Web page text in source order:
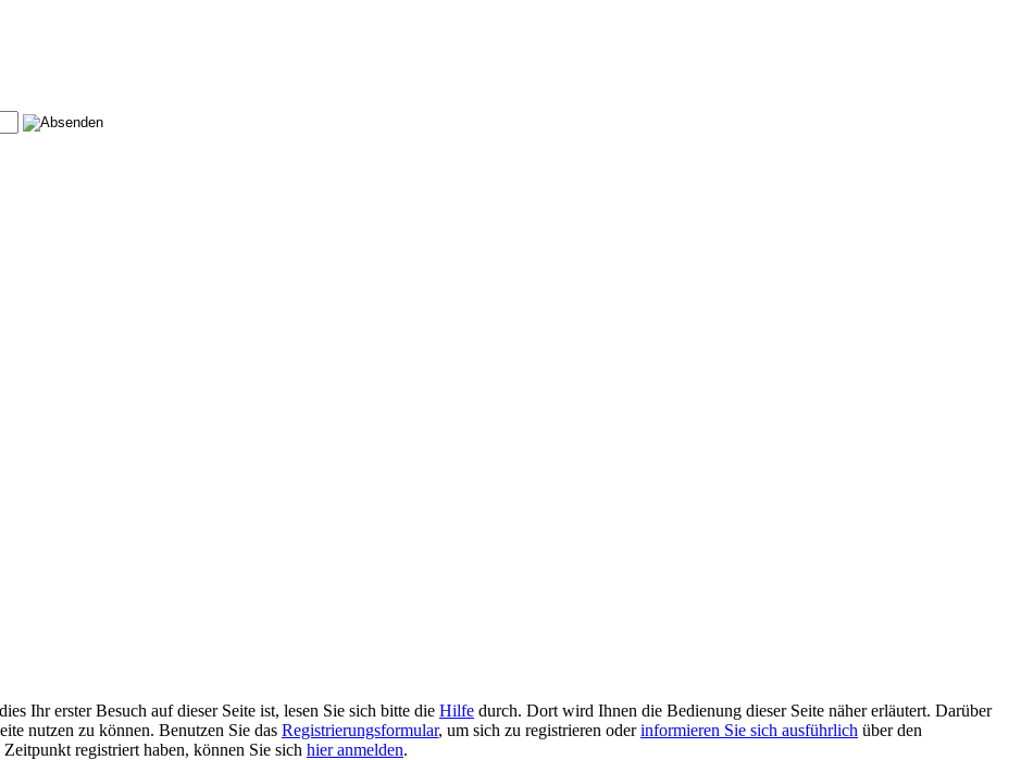
Ihr erster Besuch auf dieser Seite ist, lesen Sie sich bitte die Hilfe durch. Dort wird Ihnen die Bedienung dieser Seite näher erläutert. Darüber
nutzen zu können. Benutzen Sie das Registrierungsformular, um sich zu registrieren oderinformieren Sie sich ausführlich über den
registriert haben, können Sie sich hier anmelden.